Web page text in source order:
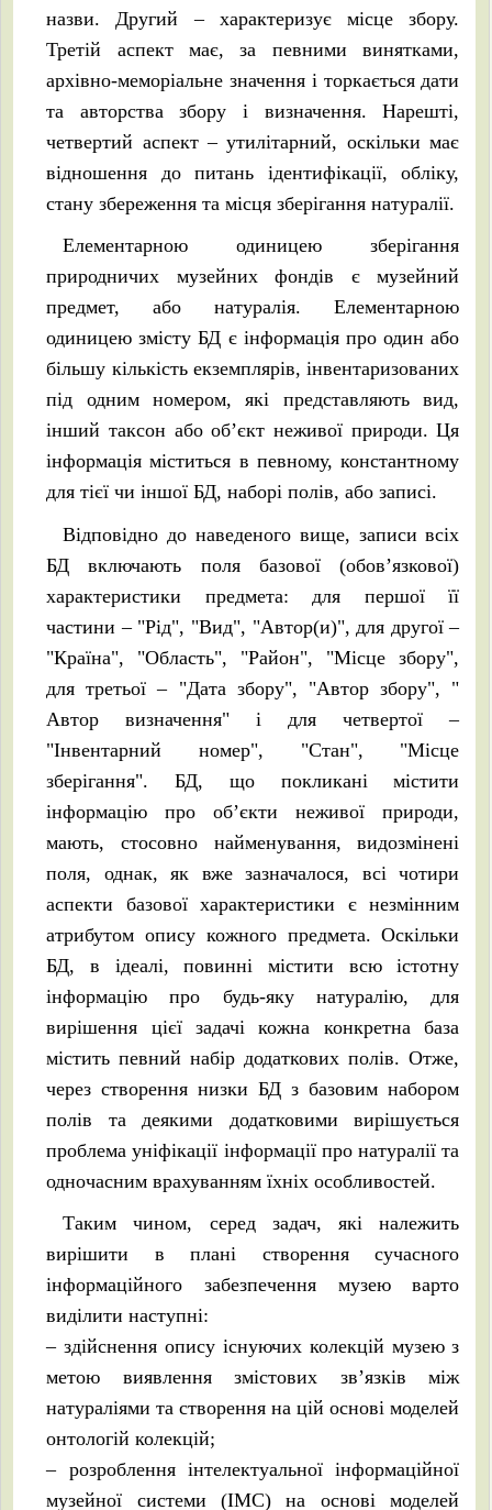
назви. Другий – характеризує місце збору.
Третій аспект має, за певними винятками,
архівно-меморіальне значення і торкається дати
та авторства збору і визначення. Нарешті,
четвертий аспект – утилітарний, оскільки має
відношення до питань ідентифікації, обліку,
стану збереження та місця зберігання натуралії.
Елементарною одиницею зберігання
природничих музейних фондів є музейний
предмет, або натуралія. Елементарною
одиницею змісту БД є інформація про один або
більшу кількість екземплярів, інвентаризованих
під одним номером, які представляють вид,
інший таксон або об’єкт неживої природи. Ця
інформація міститься в певному, константному
для тієї чи іншої БД, наборі полів, або записі.
Відповідно до наведеного вище, записи всіх
БД включають поля базової (обов’язкової)
характеристики предмета: для першої її
частини – "Рід", "Вид", "Автор(и)", для другої –
"Країна", "Область", "Район", "Місце збору",
для третьої – "Дата збору", "Автор збору", "
Автор визначення" і для четвертої –
"Інвентарний номер", "Стан", "Місце
зберігання". БД, що покликані містити
інформацію про об’єкти неживої природи,
мають, стосовно найменування, видозмінені
поля, однак, як вже зазначалося, всі чотири
аспекти базової характеристики є незмінним
атрибутом опису кожного предмета. Оскільки
БД, в ідеалі, повинні містити всю істотну
інформацію про будь-яку натуралію, для
вирішення цієї задачі кожна конкретна база
містить певний набір додаткових полів. Отже,
через створення низки БД з базовим набором
полів та деякими додатковими вирішується
проблема уніфікації інформації про натуралії та
одночасним врахуванням їхніх особливостей.
Таким чином, серед задач, які належить
вирішити в плані створення сучасного
інформаційного забезпечення музею варто
виділити наступні:
– здійснення опису існуючих колекцій музею з
метою виявлення змістових зв’язків між
натураліями та створення на цій основі моделей
онтологій колекцій;
– розроблення інтелектуальної інформаційної
музейної системи (ІМС) на основі моделей